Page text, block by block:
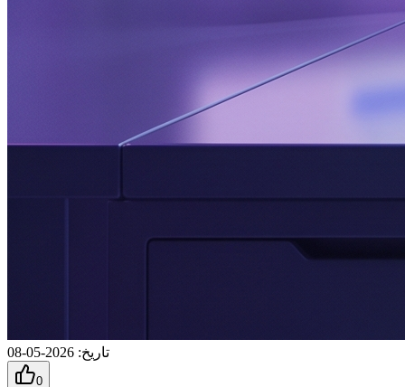
تاريخ:
2026-05-08
0